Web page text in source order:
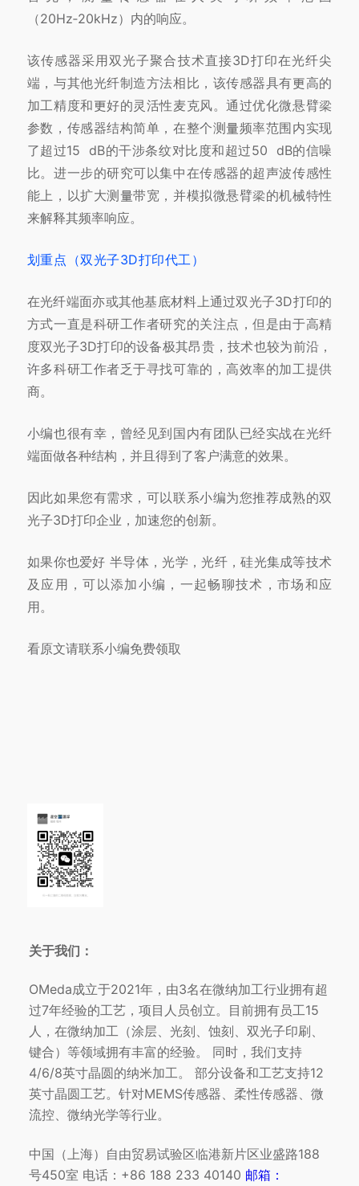
（20Hz‑20kHz）内的响应。
该传感器采用双光子聚合技术直接3D打印在光纤尖
端，与其他光纤制造方法相比，该传感器具有更高的
加工精度和更好的灵活性麦克风。通过优化微悬臂梁
参数，传感器结构简单，在整个测量频率范围内实现
了超过15 dB的干涉条纹对比度和超过50 dB的信噪
比。进一步的研究可以集中在传感器的超声波传感性
能上，以扩大测量带宽，并模拟微悬臂梁的机械特性
来解释其频率响应。
划重点（双光子3D打印代工）
在光纤端面亦或其他基底材料上通过双光子3D打印的
方式一直是科研工作者研究的关注点，但是由于高精
度双光子3D打印的设备极其昂贵，技术也较为前沿，
许多科研工作者乏于寻找可靠的，高效率的加工提供
商。
小编也很有幸，曾经见到国内有团队已经实战在光纤
端面做各种结构，并且得到了客户满意的效果。
因此如果您有需求，可以联系小编为您推荐成熟的双
光子3D打印企业，加速您的创新。
如果你也爱好 半导体，光学，光纤，硅光集成等技术
及应用，可以添加小编，一起畅聊技术，市场和应
用。
看原文请联系小编免费领取
关于我们：
OMeda成立于2021年，由3名在微纳加工行业拥有超
过7年经验的工艺，项目人员创立。目前拥有员工15
人，在微纳加工（涂层、光刻、蚀刻、双光子印刷、
键合）等领域拥有丰富的经验。 同时，我们支持
4/6/8英寸晶圆的纳米加工。 部分设备和工艺支持12
英寸晶圆工艺。针对MEMS传感器、柔性传感器、微
流控、微纳光学等行业。
中国（上海）自由贸易试验区临港新片区业盛路188
号450室 电话：+86 188 233 40140 邮箱：